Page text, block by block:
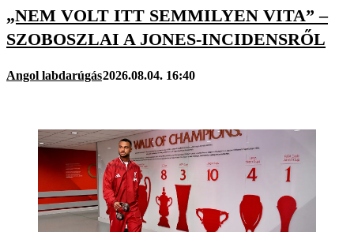
„NEM VOLT ITT SEMMILYEN VITA” –
SZOBOSZLAI A JONES-INCIDENSRŐL
Angol labdarúgás2026.08.04. 16:40